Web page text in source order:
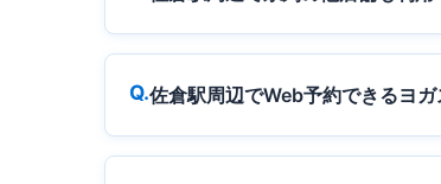
佐倉駅周辺でWeb予約できるヨ